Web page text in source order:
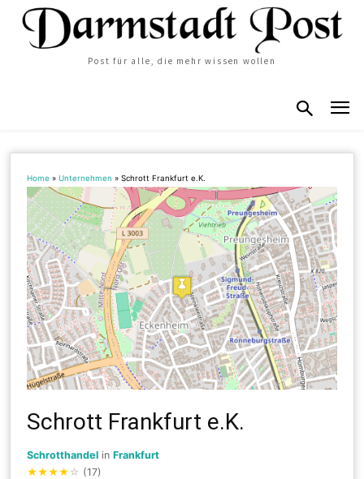
Post für alle, die mehr wissen wollen
Home »Unternehmen »Schrott Frankfurt e.K.
Schrott Frankfurt e.K.
Schrotthandel inFrankfurt
★★★★ ☆ (17)